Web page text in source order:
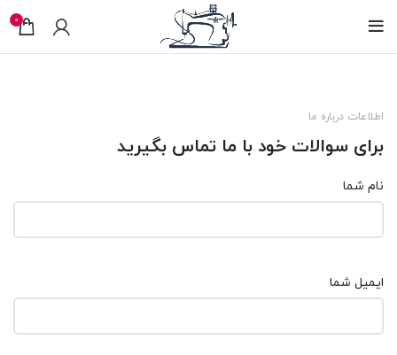
0
اطلاعات درباره ما
برای سوالات خود با ما تماس بگیرید
نام شما
ایمیل شما